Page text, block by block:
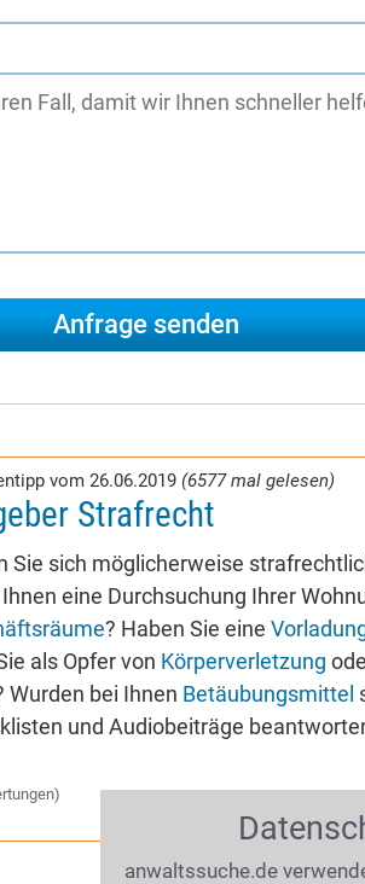
vom 26.06.2019 (6577 mal gelesen)
Strafrecht
Sie sich möglicherweise
eine Durchsuchung Ihrer
? Haben Sie eine
als Opfer von Körperverletzung
bei Ihnen Betäubungsmittel
und Audiobeiträge
anwaltssuche.de